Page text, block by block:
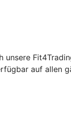
unsere
auf allen